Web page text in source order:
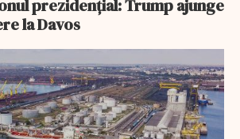
prezidențial: Trump ajunge
la Davos